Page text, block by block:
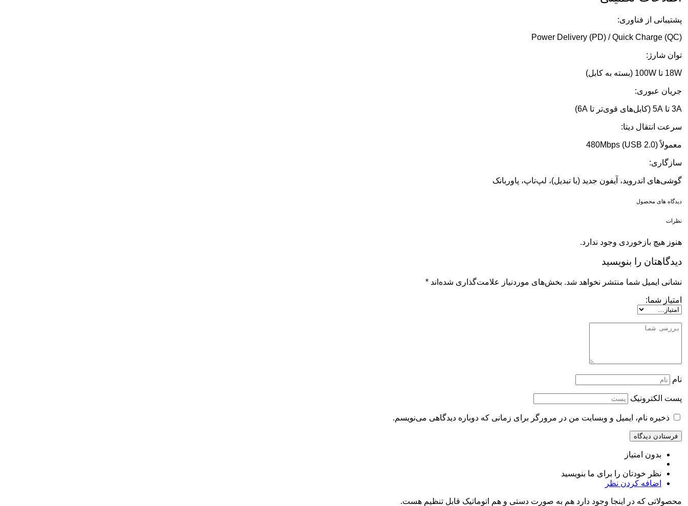
پشتیبانی از فناوری:
Power Delivery (PD) / Quick Charge (QC)
توان شارژ:
18W تا 100W (بسته به کابل)
جریان عبوری:
3A تا 5A (کابل‌های قوی‌تر تا 6A)
سرعت انتقال دیتا:
معمولاً 480Mbps (USB 2.0)
سازگاری:
گوشی‌های اندروید، آیفون جدید (با تبدیل)، لپ‌تاپ، پاوربانک
دیدگاه های محصول
نظرات
هنوز هیچ بازخوردی وجود ندارد.
دیدگاهتان را بنویسید
نشانی ایمیل شما منتشر نخواهد شد. بخش‌های موردنیاز علامت‌گذاری شده‌اند *
امتیاز شما:
نام
پست الکترونیک
ذخیره نام، ایمیل و وبسایت من در مرورگر برای زمانی که دوباره دیدگاهی می‌نویسم.
بدون امتیاز
نظر خودتان را برای ما بنویسید
اضافه کردن نظر
محصولاتی که در اینجا وجود دارد هم به صورت دستی و هم اتوماتیک قابل تنظیم هست.